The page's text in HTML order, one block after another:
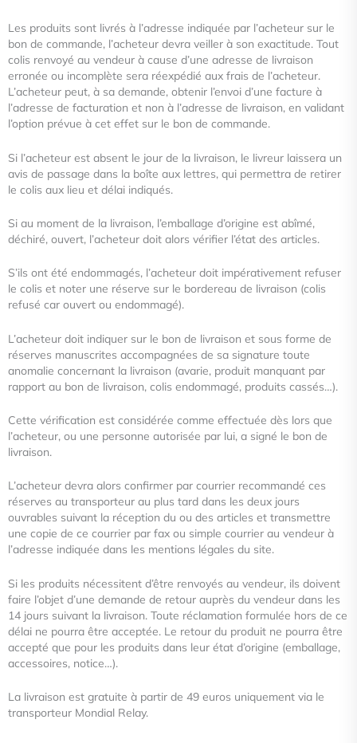
Les produits sont livrés à l’adresse indiquée par l’acheteur sur le
bon de commande, l’acheteur devra veiller à son exactitude. Tout
colis renvoyé au vendeur à cause d’une adresse de livraison
erronée ou incomplète sera réexpédié aux frais de l’acheteur.
L’acheteur peut, à sa demande, obtenir l’envoi d’une facture à
l’adresse de facturation et non à l’adresse de livraison, en validant
l’option prévue à cet effet sur le bon de commande.
Si l’acheteur est absent le jour de la livraison, le livreur laissera un
avis de passage dans la boîte aux lettres, qui permettra de retirer
le colis aux lieu et délai indiqués.
Si au moment de la livraison, l’emballage d’origine est abîmé,
déchiré, ouvert, l’acheteur doit alors vérifier l’état des articles.
S’ils ont été endommagés, l’acheteur doit impérativement refuser
le colis et noter une réserve sur le bordereau de livraison (colis
refusé car ouvert ou endommagé).
L’acheteur doit indiquer sur le bon de livraison et sous forme de
réserves manuscrites accompagnées de sa signature toute
anomalie concernant la livraison (avarie, produit manquant par
rapport au bon de livraison, colis endommagé, produits cassés…).
Cette vérification est considérée comme effectuée dès lors que
l’acheteur, ou une personne autorisée par lui, a signé le bon de
livraison.
L’acheteur devra alors confirmer par courrier recommandé ces
réserves au transporteur au plus tard dans les deux jours
ouvrables suivant la réception du ou des articles et transmettre
une copie de ce courrier par fax ou simple courrier au vendeur à
l’adresse indiquée dans les mentions légales du site.
Si les produits nécessitent d’être renvoyés au vendeur, ils doivent
faire l’objet d’une demande de retour auprès du vendeur dans les
14 jours suivant la livraison. Toute réclamation formulée hors de ce
délai ne pourra être acceptée. Le retour du produit ne pourra être
accepté que pour les produits dans leur état d’origine (emballage,
accessoires, notice…).
La livraison est gratuite à partir de 49 euros uniquement via le
transporteur Mondial Relay.